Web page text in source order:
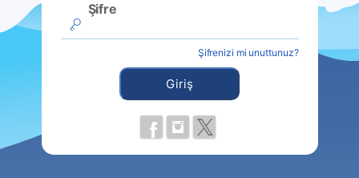
Şifre
Şifrenizi mi unuttunuz?
Giriş